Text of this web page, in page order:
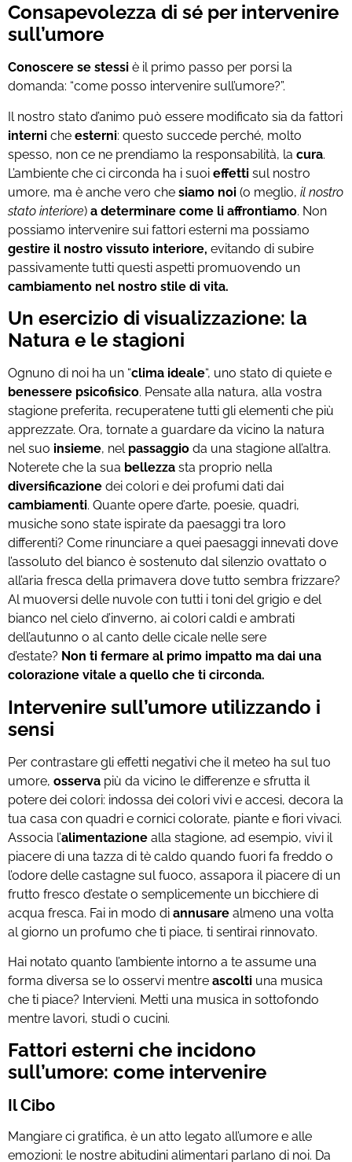
Consapevolezza di sé per intervenire
sull’umore
Conoscere se stessi è il primo passo per porsi la
domanda: “come posso intervenire sull’umore?”.
Il nostro stato d’animo può essere modificato sia da fattori
interni che esterni: questo succede perché, molto
spesso, non ce ne prendiamo la responsabilità, la cura.
L’ambiente che ci circonda ha i suoi effetti sul nostro
umore, ma è anche vero che siamo noi (o meglio, il nostro
stato interiore) a determinare come li affrontiamo. Non
possiamo intervenire sui fattori esterni ma possiamo
gestire il nostro vissuto interiore, evitando di subire
passivamente tutti questi aspetti promuovendo un
cambiamento nel nostro stile di vita.
Un esercizio di visualizzazione: la
Natura e le stagioni
Ognuno di noi ha un “clima ideale“, uno stato di quiete e
benessere psicofisico. Pensate alla natura, alla vostra
stagione preferita, recuperatene tutti gli elementi che più
apprezzate. Ora, tornate a guardare da vicino la natura
nel suo insieme, nel passaggio da una stagione all’altra.
Noterete che la sua bellezza sta proprio nella
diversificazione dei colori e dei profumi dati dai
cambiamenti. Quante opere d’arte, poesie, quadri,
musiche sono state ispirate da paesaggi tra loro
differenti? Come rinunciare a quei paesaggi innevati dove
l’assoluto del bianco è sostenuto dal silenzio ovattato o
all’aria fresca della primavera dove tutto sembra frizzare?
Al muoversi delle nuvole con tutti i toni del grigio e del
bianco nel cielo d’inverno, ai colori caldi e ambrati
dell’autunno o al canto delle cicale nelle sere
d’estate? Non ti fermare al primo impatto ma dai una
colorazione vitale a quello che ti circonda.
Intervenire sull’umore utilizzando i
sensi
Per contrastare gli effetti negativi che il meteo ha sul tuo
umore, osserva più da vicino le differenze e sfrutta il
potere dei colori: indossa dei colori vivi e accesi, decora la
tua casa con quadri e cornici colorate, piante e fiori vivaci.
Associa l’alimentazione alla stagione, ad esempio, vivi il
piacere di una tazza di tè caldo quando fuori fa freddo o
l’odore delle castagne sul fuoco, assapora il piacere di un
frutto fresco d’estate o semplicemente un bicchiere di
acqua fresca. Fai in modo di annusare almeno una volta
al giorno un profumo che ti piace, ti sentirai rinnovato.
Hai notato quanto l’ambiente intorno a te assume una
forma diversa se lo osservi mentre ascolti una musica
che ti piace? Intervieni. Metti una musica in sottofondo
mentre lavori, studi o cucini.
Fattori esterni che incidono
sull’umore: come intervenire
Il Cibo
Mangiare ci gratifica, è un atto legato all’umore e alle
emozioni: le nostre abitudini alimentari parlano di noi. Da